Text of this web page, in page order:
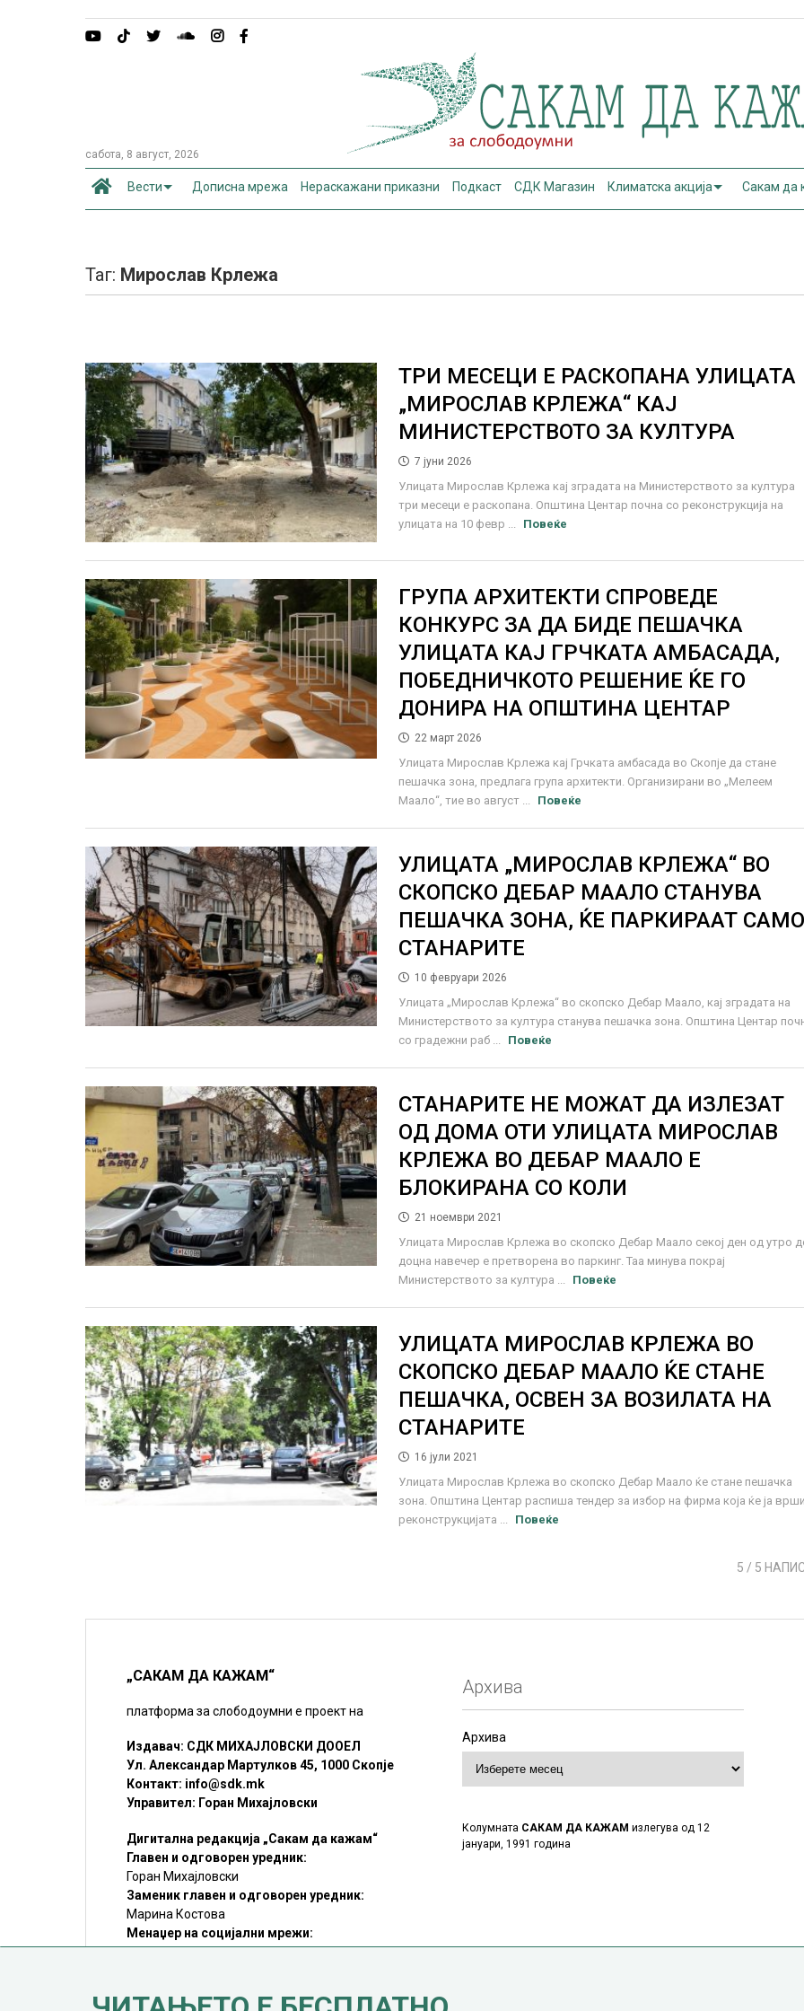
сабота, 8 август, 2026
Вести Дописна мрежа Нераскажани приказни Подкаст СДК Магазин Климатска акција Сакам да
Таг: Мирослав Крлежа
ТРИ МЕСЕЦИ Е РАСКОПАНА УЛИЦАТА
„МИРОСЛАВ КРЛЕЖА“ КАЈ
МИНИСТЕРСТВОТО ЗА КУЛТУРА
7 јуни 2026
Улицата Мирослав Крлежа кај зградата на Министерството за култура
три месеци е раскопана. Општина Центар почна со реконструкција на
улицата на 10 февр ...
Повеќе
ГРУПА АРХИТЕКТИ СПРОВЕДЕ
КОНКУРС ЗА ДА БИДЕ ПЕШАЧКА
УЛИЦАТА КАЈ ГРЧКАТА АМБАСАДА,
ПОБЕДНИЧКОТО РЕШЕНИЕ ЌЕ ГО
ДОНИРА НА ОПШТИНА ЦЕНТАР
22 март 2026
Улицата Мирослав Крлежа кај Грчката амбасада во Скопје да стане
пешачка зона, предлага група архитекти. Организирани во „Мелеем
Маало“, тие во август ...
Повеќе
УЛИЦАТА „МИРОСЛАВ КРЛЕЖА“ ВО
СКОПСКО ДЕБАР МААЛО СТАНУВА
ПЕШАЧКА ЗОНА, ЌЕ ПАРКИРААТ САМО
СТАНАРИТЕ
10 февруари 2026
Улицата „Мирослав Крлежа“ во скопско Дебар Маало, кај зградата на
Министерството за култура станува пешачка зона. Општина Центар
со градежни раб ...
Повеќе
СТАНАРИТЕ НЕ МОЖАТ ДА ИЗЛЕЗАТ
ОД ДОМА ОТИ УЛИЦАТА МИРОСЛАВ
КРЛЕЖА ВО ДЕБАР МААЛО Е
БЛОКИРАНА СО КОЛИ
21 ноември 2021
Улицата Мирослав Крлежа во скопско Дебар Маало секој ден од утро
доцна навечер е претворена во паркинг. Таа минува покрај
Министерството за култура ...
Повеќе
УЛИЦАТА МИРОСЛАВ КРЛЕЖА ВО
СКОПСКО ДЕБАР МААЛО ЌЕ СТАНЕ
ПЕШАЧКА, ОСВЕН ЗА ВОЗИЛАТА НА
СТАНАРИТЕ
16 јули 2021
Улицата Мирослав Крлежа во скопско Дебар Маало ќе стане пешачка
зона. Општина Центар распиша тендер за избор на фирма која ќе ја врши
реконструкцијата ...
Повеќе
5 / 5
„САКАМ ДА КАЖАМ“
платформа за слободоумни е проект на
Издавач: СДК МИХАЈЛОВСКИ ДООЕЛ
Ул. Александар Мартулков 45, 1000 Скопје
Контакт: info@sdk.mk
Управител: Горан Михајловски
Дигитална редакција „Сакам да кажам“
Главен и одговорен уредник:
Горан Михајловски
Заменик главен и одговорен уредник:
Марина Костова
Менаџер на социјални мрежи:
Мирослав Илиоски
©SDK.MK Крадењето авторски текстови е казниво со закон.
Архива
Архива
Колумната САКАМ ДА КАЖАМ излегува од 12
јануари, 1991 година